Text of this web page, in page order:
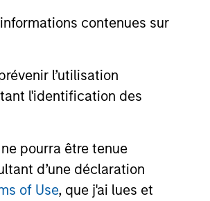
contenues sur
l’utilisation
l'identification des
pourra être tenue
d’une déclaration
of Use, que j'ai lues et
objectifs